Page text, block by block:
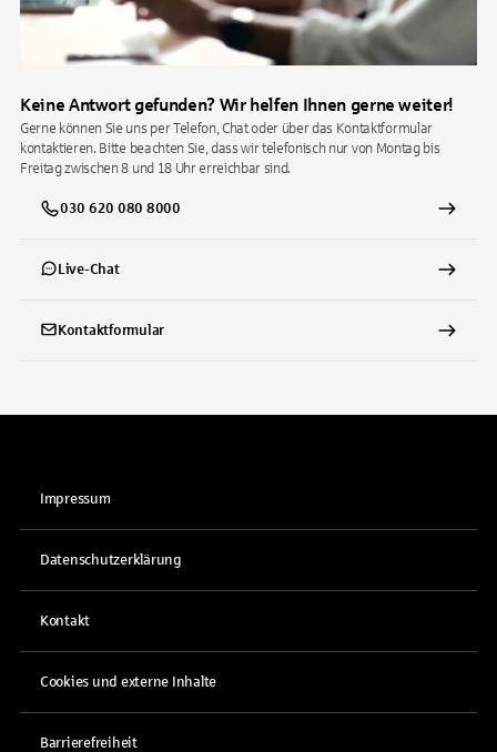
Keine Antwort gefunden? Wir helfen Ihnen gerne weiter!
Gerne können Sie uns per Telefon, Chat oder über das Kontaktformular
kontaktieren. Bitte beachten Sie, dass wir telefonisch nur von Montag bis
Freitag zwischen 8 und 18 Uhr erreichbar sind.
030 620 080 8000
Live-Chat
Kontaktformular
Impressum
Datenschutzerklärung
Kontakt
Cookies und externe Inhalte
Barrierefreiheit